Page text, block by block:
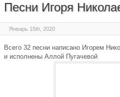
Песни Игоря
Январь 15th, 2020
Всего 32 песни написано Игорем
и исполнены Аллой Пугачевой